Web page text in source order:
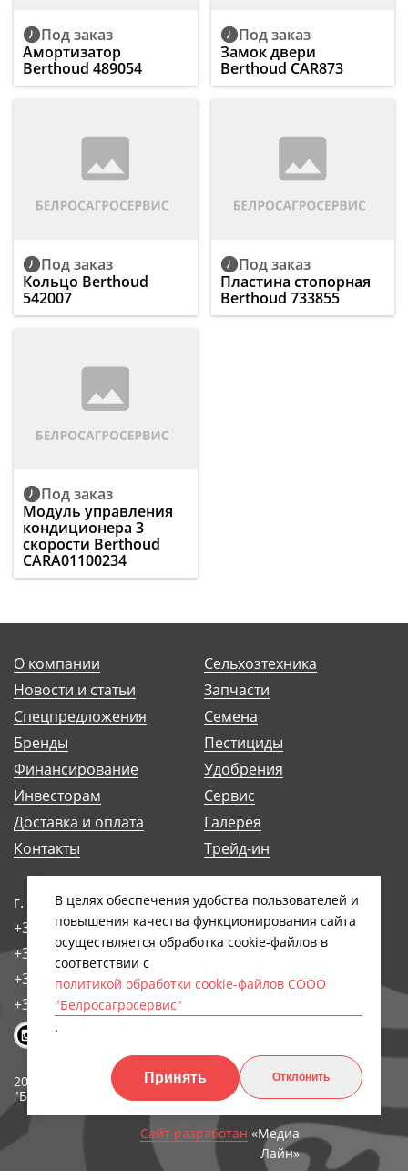
Под заказ
Амортизатор
Berthoud 489054
Под заказ
Замок двери
Berthoud CAR873
Под заказ
Кольцо Berthoud
542007
Под заказ
Пластина стопорная
Berthoud 733855
Под заказ
Модуль управления
кондиционера 3
скорости Berthoud
CARA01100234
О компании
Новости и статьи
Спецпредложения
Бренды
Финансирование
Инвесторам
Доставка и оплата
Контакты
Сельхозтехника
Запчасти
Семена
Пестициды
Удобрения
Сервис
Галерея
Трейд-ин
г. Минск, ул. Антоновская, 14Б
+375 (17) 248-91-29
+375 (17) 242-97-93
+375 (17) 258-89-66
+375 (44) 768-79-84
2026, СООО
"БЕЛРОСАГРОСЕРВИС"
Обработка персональных
данных
Сайт разработан «Медиа
Лайн»
В целях обеспечения удобства пользователей и
повышения качества функционирования сайта
осуществляется обработка сookiе-файлов в
соответствии с
политикой обработки cookie-файлов СООО
"Белросагросервис"
.
Принять Отклонить